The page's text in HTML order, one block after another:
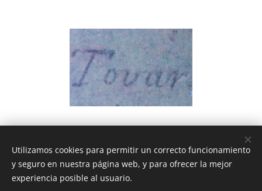
© 2018 Las recetas de Isabel. Todos los derechos
Utilizamos cookies para permitir un correcto funcionamiento
y seguro en nuestra página web, y para ofrecer la mejor
experiencia posible al usuario.